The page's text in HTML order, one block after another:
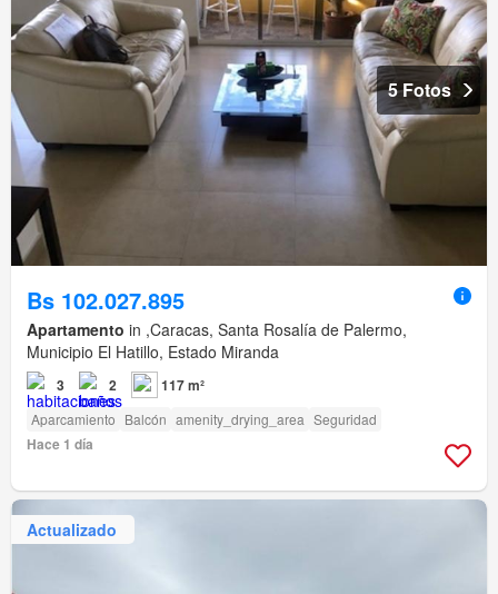
5 Fotos
Bs 102.027.895
Apartamento in ,Caracas, Santa Rosalía de Palermo,
Municipio El Hatillo, Estado Miranda
3 2 117 m²
Aparcamiento Balcón amenity_drying_area Seguridad
Hace 1 día
Actualizado